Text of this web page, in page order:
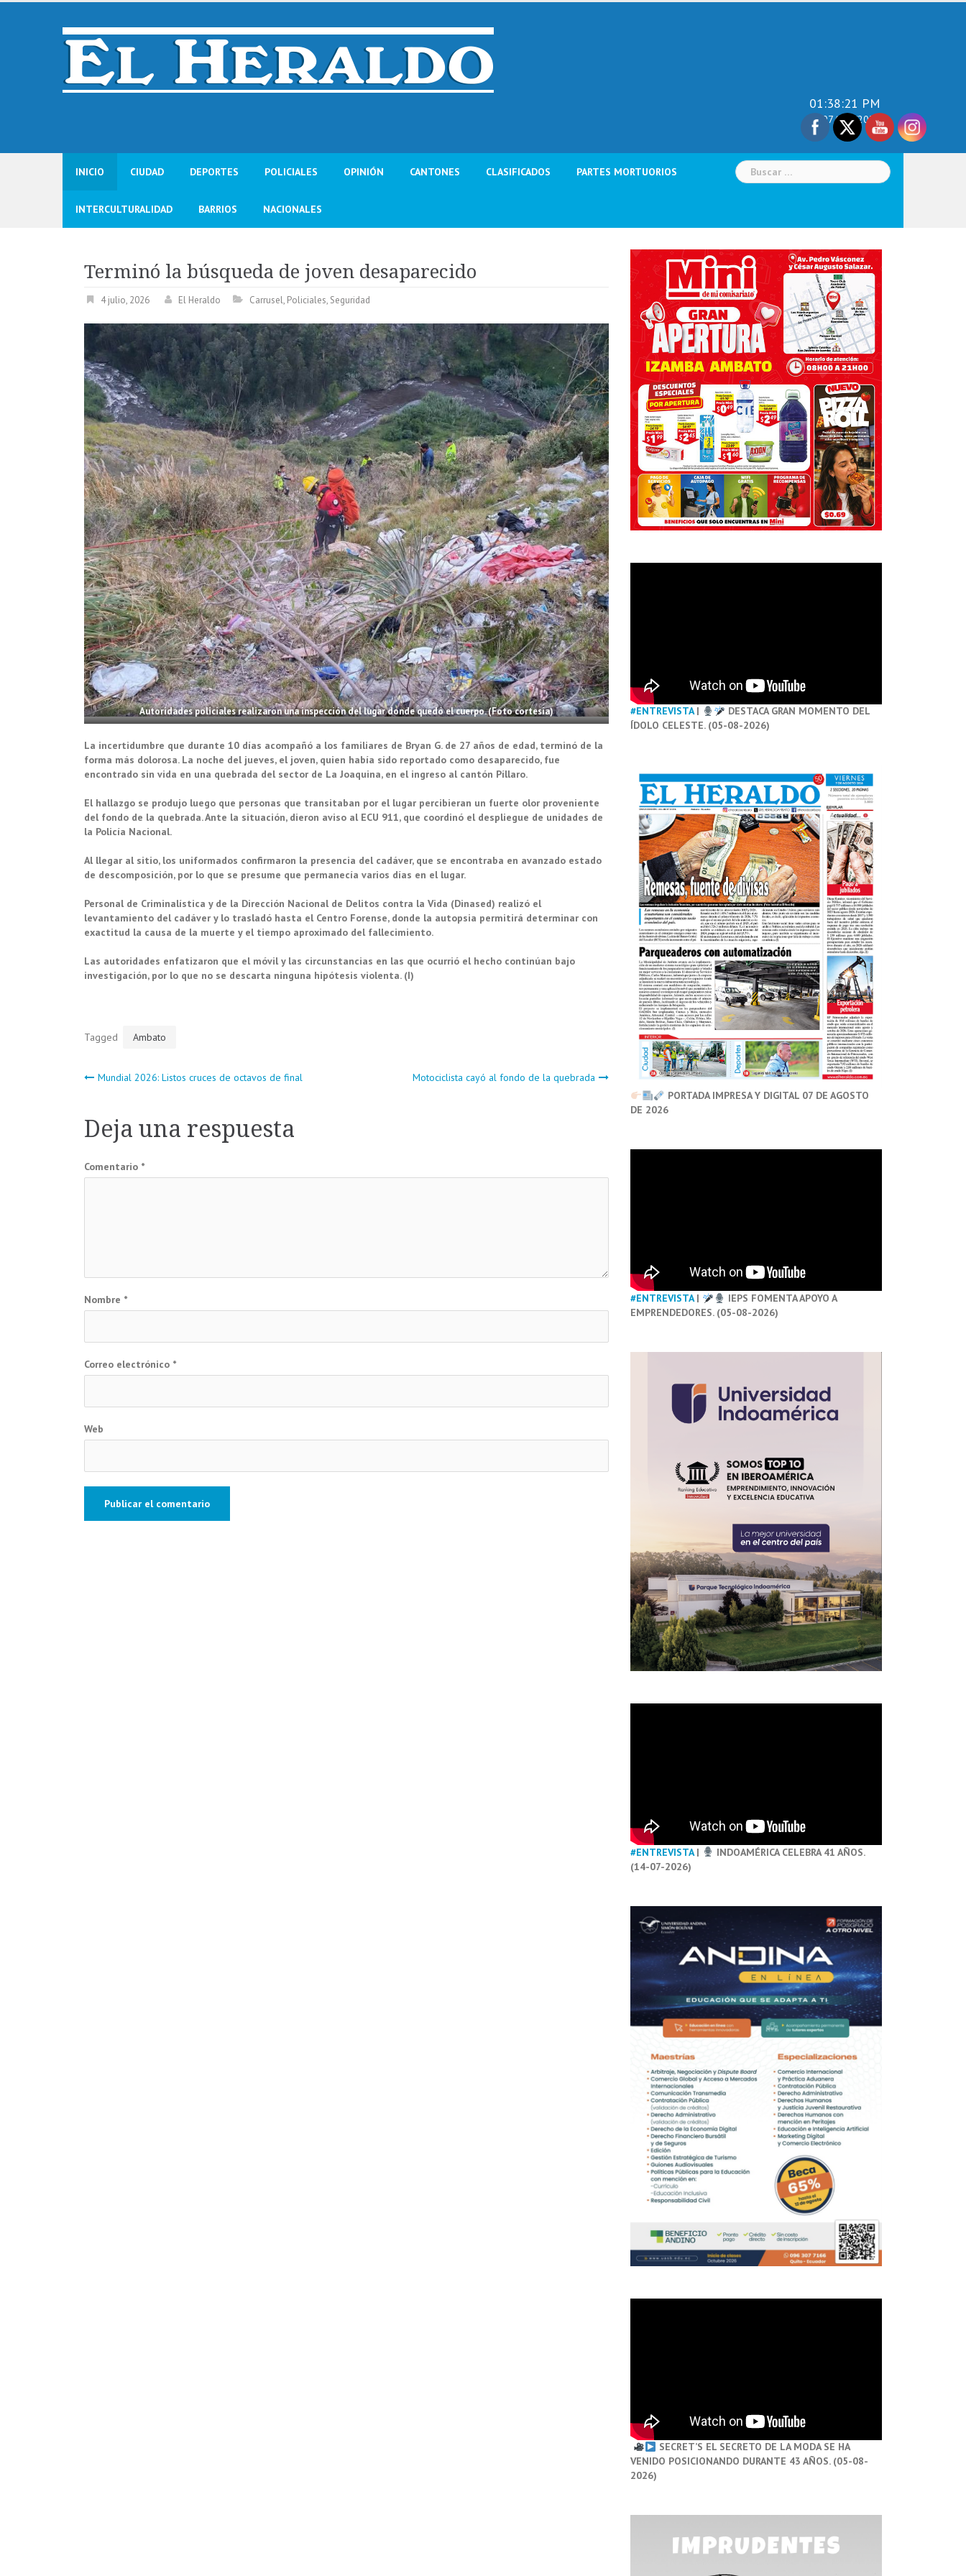
Skip
01:38:23 PM
07/Aug/2026
INICIO CIUDAD DEPORTES POLICIALES OPINIÓN CANTONES CLASIFICADOS PARTES MORTUORIOS
INTERCULTURALIDAD BARRIOS NACIONALES
Buscar:
Terminó la búsqueda de joven desaparecido
4 julio, 2026 El Heraldo Carrusel, Policiales, Seguridad
Autoridades policiales realizaron una inspección del lugar donde quedó el cuerpo. (Foto cortesía)
La incertidumbre que durante 10 días acompañó a los familiares de Bryan G. de 27 años de edad, terminó de la
forma más dolorosa. La noche del jueves, el joven, quien había sido reportado como desaparecido, fue
encontrado sin vida en una quebrada del sector de La Joaquina, en el ingreso al cantón Píllaro.
El hallazgo se produjo luego que personas que transitaban por el lugar percibieran un fuerte olor proveniente
del fondo de la quebrada. Ante la situación, dieron aviso al ECU 911, que coordinó el despliegue de unidades de
la Policía Nacional.
Al llegar al sitio, los uniformados confirmaron la presencia del cadáver, que se encontraba en avanzado estado
de descomposición, por lo que se presume que permanecía varios días en el lugar.
Personal de Criminalística y de la Dirección Nacional de Delitos contra la Vida (Dinased) realizó el
levantamiento del cadáver y lo trasladó hasta el Centro Forense, donde la autopsia permitirá determinar con
exactitud la causa de la muerte y el tiempo aproximado del fallecimiento.
Las autoridades enfatizaron que el móvil y las circunstancias en las que ocurrió el hecho continúan bajo
investigación, por lo que no se descarta ninguna hipótesis violenta. (I)
Tagged Ambato
Navegación
de
entradas
Mundial 2026: Listos cruces de octavos de final Motociclista cayó al fondo de la quebrada
Deja una respuesta
Comentario *
Nombre *
Correo electrónico *
Web
#ENTREVISTA|
DESTACA GRAN MOMENTO DEL
ÍDOLO CELESTE. (05-08-2026)
PORTADA IMPRESA Y DIGITAL 07 DE AGOSTO
DE 2026
#ENTREVISTA|
IEPS FOMENTA APOYO A
EMPRENDEDORES. (05-08-2026)
#ENTREVISTA|
INDOAMÉRICA CELEBRA 41 AÑOS.
(14-07-2026)
SECRET’S EL SECRETO DE LA MODA SE HA
VENIDO POSICIONANDO DURANTE 43 AÑOS. (05-08-
2026)